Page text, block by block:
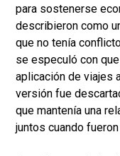
para sostenerse
describieron como
que no tenía
se especuló con
aplicación de viajes
versión fue
que mantenía una
juntos cuando